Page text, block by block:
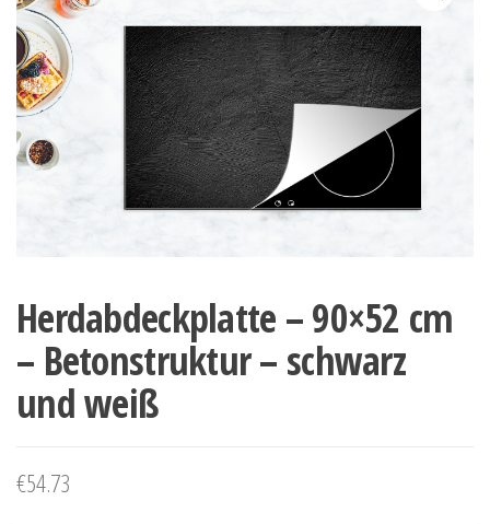
Herdabdeckplatte – 90×52 cm
– Betonstruktur – schwarz
und weiß
€54.73